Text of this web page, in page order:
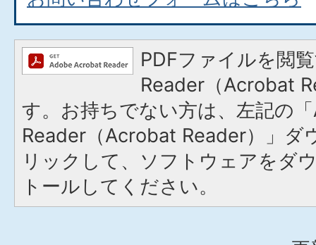
PDFファイルを閲
Reader（Acrobat
す。お持ちでない方は、左記の
Reader（Acrobat Reader）」ダ
リックして、ソフトウェアをダ
トールしてください。